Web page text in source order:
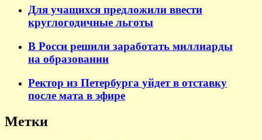
Для учащихся предложили ввести
круглогодичные льготы
В Росси решили заработать миллиарды
на образовании
Ректор из Петербурга уйдет в отставку
после мата в эфире
Метки